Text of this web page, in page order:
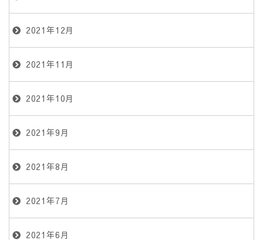
2021年12月
2021年11月
2021年10月
2021年9月
2021年8月
2021年7月
2021年6月